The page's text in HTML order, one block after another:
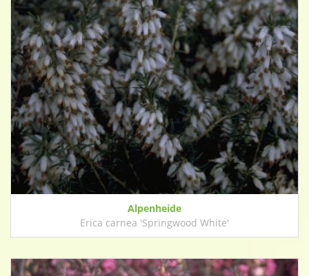
Alpenheide
Erica carnea 'Springwood White'